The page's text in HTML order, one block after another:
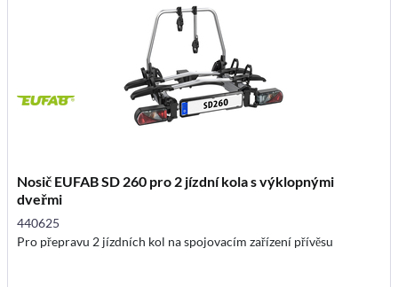
Nosič EUFAB SD 260 pro 2 jízdní kola s výklopnými
dveřmi
440625
Pro přepravu 2 jízdních kol na spojovacím zařízení přívěsu